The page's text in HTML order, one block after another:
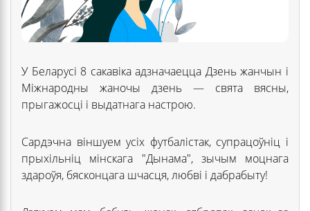
У Беларусі 8 сакавіка адзначаецца Дзень жанчын і
Міжнародны жаночы дзень — свята вясны,
прыгажосці і выдатнага настрою.
Сардэчна віншуем усіх футбалістак, супрацоўніц і
прыхільніц мінскага "Дынама", зычым моцнага
здароўя, бясконцага шчасця, любві і дабрабыту!